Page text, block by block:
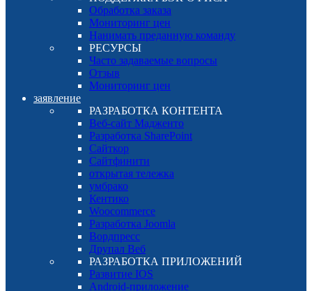
Обработка заказа
Мониторинг цен
Нанимать преданную команду
РЕСУРСЫ
Часто задаваемые вопросы
Отзыв
Мониторинг цен
заявление
РАЗРАБОТКА КОНТЕНТА
Веб-сайт Мадженто
Разработка SharePoint
Сайткор
Сайтфинити
открытая тележка
умбрако
Кентико
Woocommerce
Разработка Joomla
Вордпресс
Друпал Веб
РАЗРАБОТКА ПРИЛОЖЕНИЙ
Развитие IOS
Android-приложение